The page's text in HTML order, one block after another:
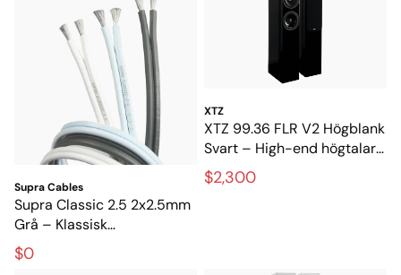
Supra Cables
Supra Classic 2.5 2x2.5mm
Grå – Klassisk
högtalarkabel för hi-fi och
hemmabio
$0
XTZ
XTZ 99.36 FLR V2 Högblank
Svart – High-end högtalare
för stereo och hemmabio
$2,300